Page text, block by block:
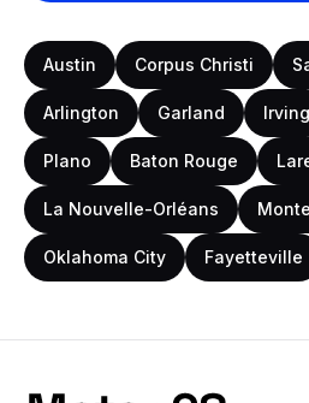
Austin Corpus Christi
Arlington Garland Irving
Plano Baton Rouge
La Nouvelle-Orléans
Oklahoma City Fayetteville